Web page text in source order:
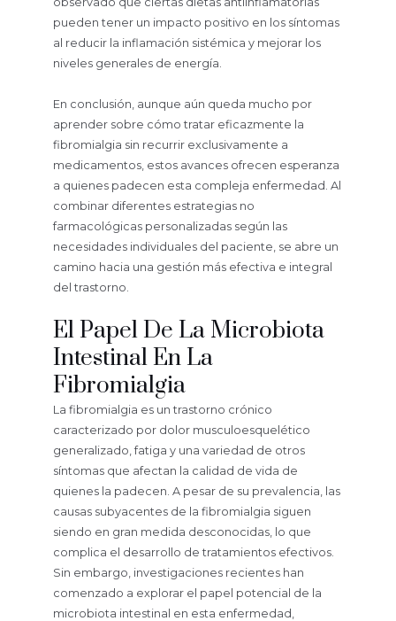
pueden tener un impacto positivo en los síntomas
al reducir la inflamación sistémica y mejorar los
niveles generales de energía.
En conclusión, aunque aún queda mucho por
aprender sobre cómo tratar eficazmente la
fibromialgia sin recurrir exclusivamente a
medicamentos, estos avances ofrecen esperanza
a quienes padecen esta compleja enfermedad. Al
combinar diferentes estrategias no
farmacológicas personalizadas según las
necesidades individuales del paciente, se abre un
camino hacia una gestión más efectiva e integral
del trastorno.
El Papel De La Microbiota
Intestinal En La
Fibromialgia
La fibromialgia es un trastorno crónico
caracterizado por dolor musculoesquelético
generalizado, fatiga y una variedad de otros
síntomas que afectan la calidad de vida de
quienes la padecen. A pesar de su prevalencia, las
causas subyacentes de la fibromialgia siguen
siendo en gran medida desconocidas, lo que
complica el desarrollo de tratamientos efectivos.
Sin embargo, investigaciones recientes han
comenzado a explorar el papel potencial de la
microbiota intestinal en esta enfermedad,